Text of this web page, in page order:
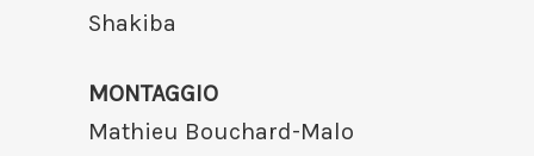
Shakiba
MONTAGGIO
Mathieu Bouchard-Malo